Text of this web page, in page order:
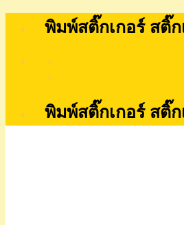
พิมพ์สติ๊กเกอร์ สติ๊
พิมพ์สติ๊กเกอร์ สติ๊